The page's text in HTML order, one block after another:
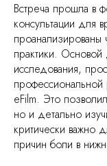
Встреча прошла в
консультации для
проанализированы
практики. Основой
исследования,
профессиональной
eFilm. Это
но и детально
критически важно
причин боли в